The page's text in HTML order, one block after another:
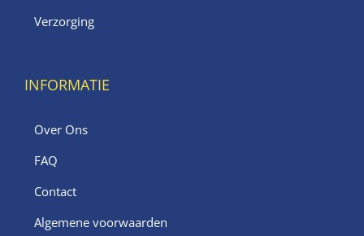
Verzorging
INFORMATIE
Over Ons
FAQ
Contact
Algemene voorwaarden